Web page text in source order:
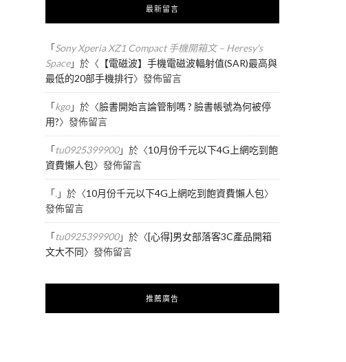
最新留言
「Sony Xperia XZ1 Compact 手機開箱文 – Heresy's
Space」於〈 【電磁波】手機電磁波輻射值(SAR)最高與
最低的20部手機排行〉發佈留言
「kgo」於〈臉書開始言論管制嗎 ? 臉書帳號為何被停
用?〉發佈留言
「tu0925399900」於〈10月份千元以下4G上網吃到飽
資費懶人包〉發佈留言
「.」於〈10月份千元以下4G上網吃到飽資費懶人包〉
發佈留言
「tu0925399900」於〈[心得]男女部落客3C產品開箱
文大不同〉發佈留言
推薦廣告